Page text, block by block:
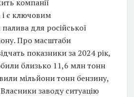
компанії
є ключовим
для російської
Про масштаби
показники за 2024 рік,
близько 11,6 млн тонн
мільйони тонн бензину,
заводу ситуацію